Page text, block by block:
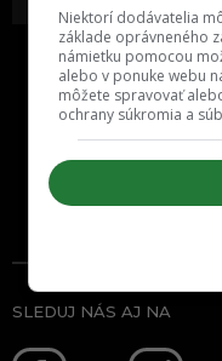
SLEDUJ NÁS AJ NA
Niektorí dodávatelia
základe oprávneného
námietku pomocou
alebo v ponuke webu
môžete spravovať
ochrany súkromia a